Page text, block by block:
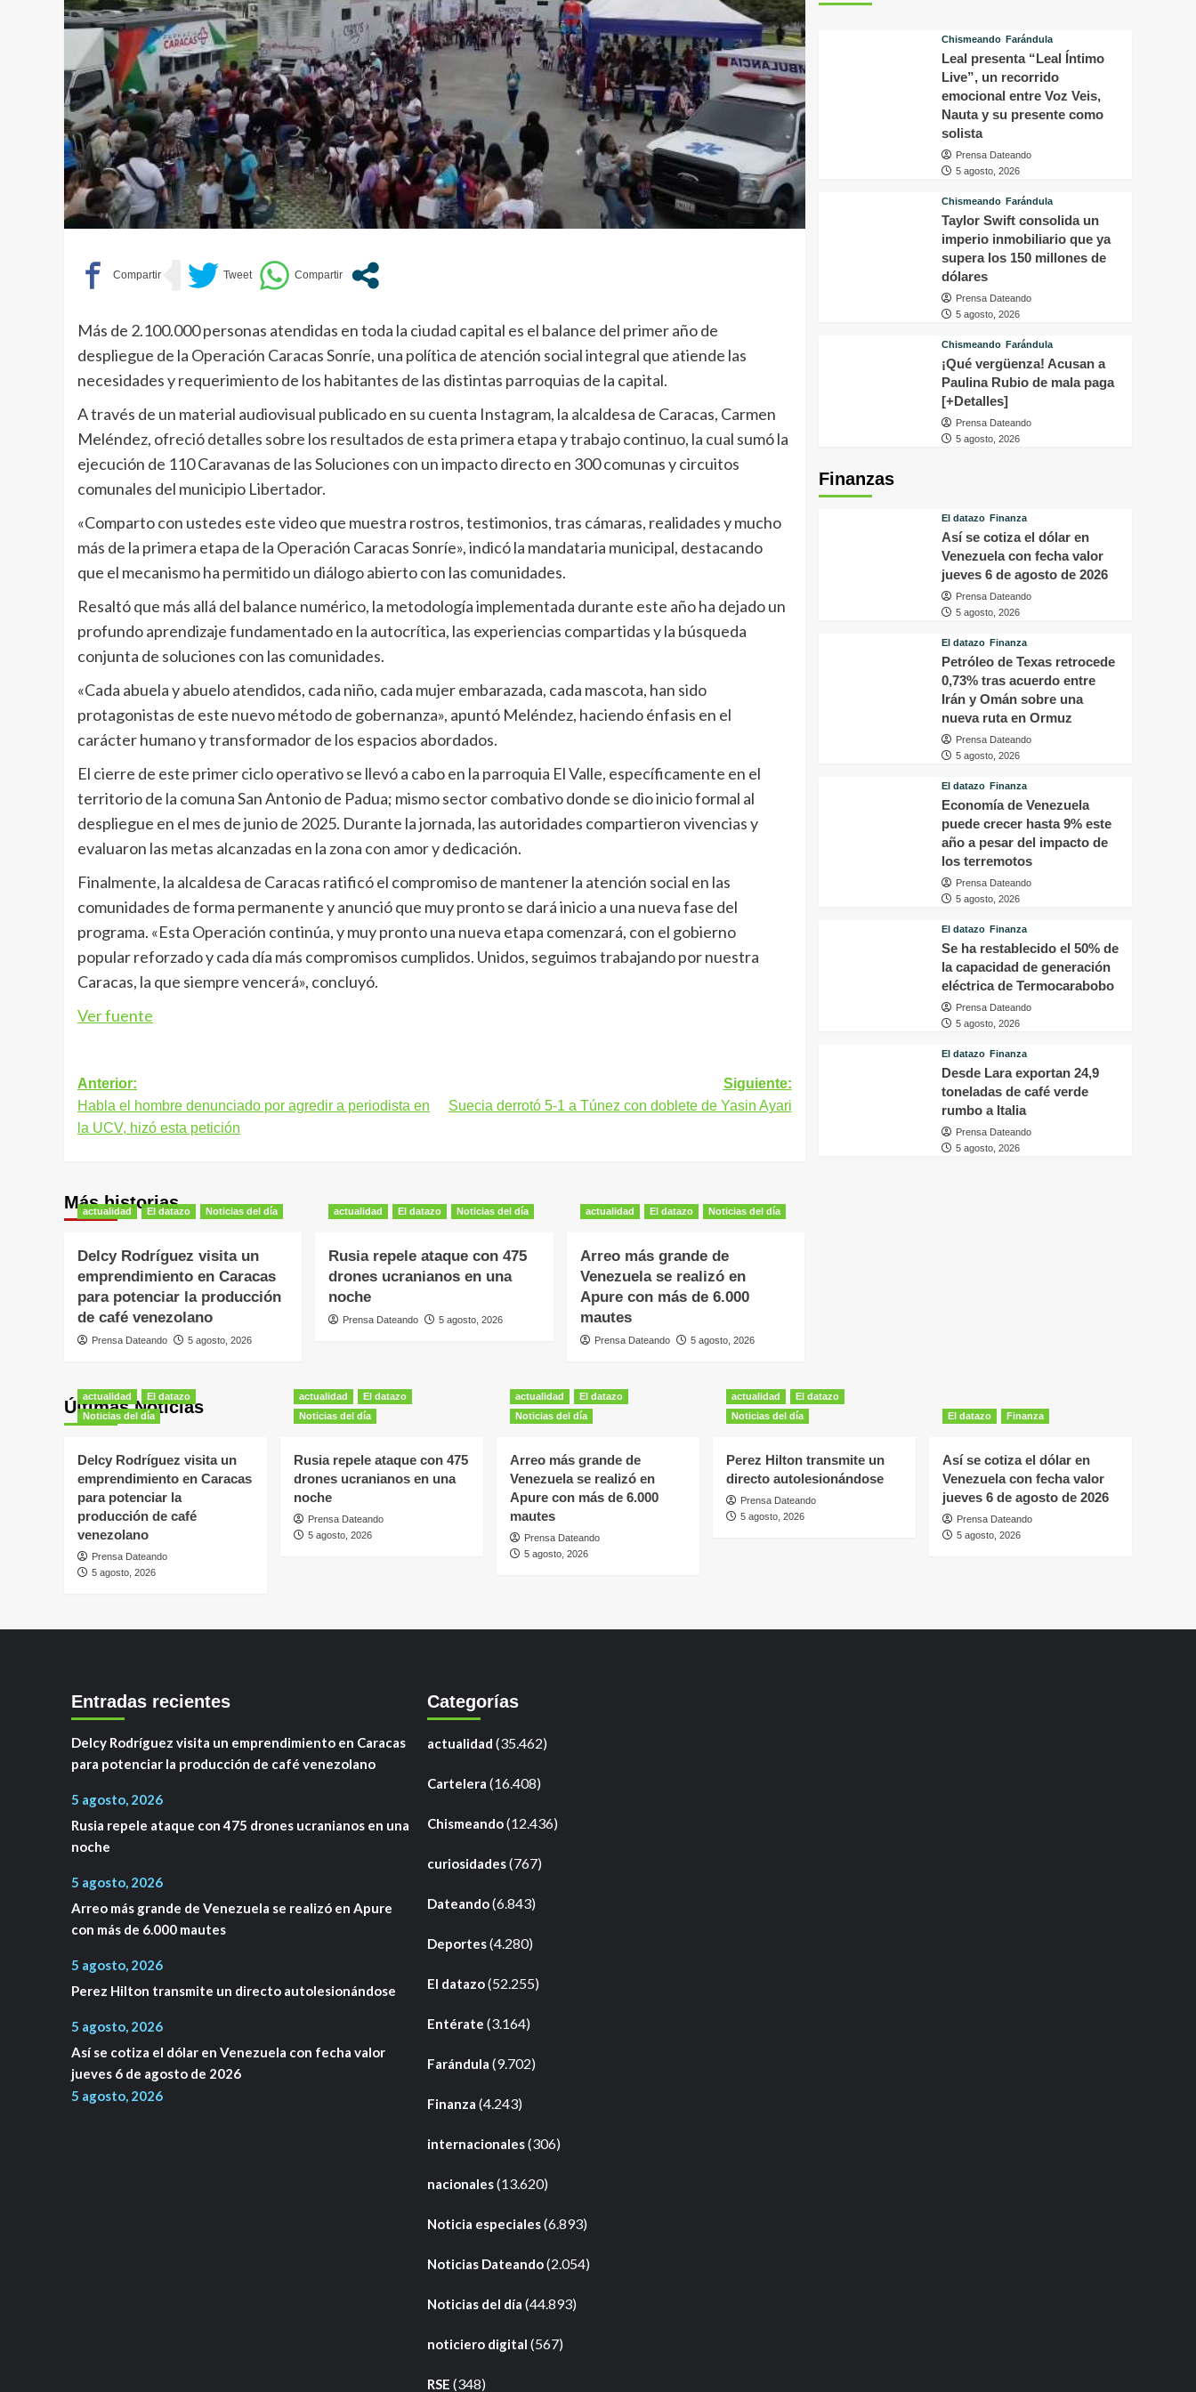
Más de 2.100.000 personas atendidas en toda la ciudad capital es el balance del primer año de
despliegue de la Operación Caracas Sonríe, una política de atención social integral que atiende las
necesidades y requerimiento de los habitantes de las distintas parroquias de la capital.
A través de un material audiovisual publicado en su cuenta Instagram, la alcaldesa de Caracas, Carmen
Meléndez, ofreció detalles sobre los resultados de esta primera etapa y trabajo continuo, la cual sumó la
ejecución de 110 Caravanas de las Soluciones con un impacto directo en 300 comunas y circuitos
comunales del municipio Libertador.
«Comparto con ustedes este video que muestra rostros, testimonios, tras cámaras, realidades y mucho
más de la primera etapa de la Operación Caracas Sonríe», indicó la mandataria municipal, destacando
que el mecanismo ha permitido un diálogo abierto con las comunidades.
Resaltó que más allá del balance numérico, la metodología implementada durante este año ha dejado un
profundo aprendizaje fundamentado en la autocrítica, las experiencias compartidas y la búsqueda
conjunta de soluciones con las comunidades.
«Cada abuela y abuelo atendidos, cada niño, cada mujer embarazada, cada mascota, han sido
protagonistas de este nuevo método de gobernanza», apuntó Meléndez, haciendo énfasis en el
carácter humano y transformador de los espacios abordados.
El cierre de este primer ciclo operativo se llevó a cabo en la parroquia El Valle, específicamente en el
territorio de la comuna San Antonio de Padua; mismo sector combativo donde se dio inicio formal al
despliegue en el mes de junio de 2025. Durante la jornada, las autoridades compartieron vivencias y
evaluaron las metas alcanzadas en la zona con amor y dedicación.
Finalmente, la alcaldesa de Caracas ratificó el compromiso de mantener la atención social en las
comunidades de forma permanente y anunció que muy pronto se dará inicio a una nueva fase del
programa. «Esta Operación continúa, y muy pronto una nueva etapa comenzará, con el gobierno
popular reforzado y cada día más compromisos cumplidos. Unidos, seguimos trabajando por nuestra
Caracas, la que siempre vencerá», concluyó.
Ver fuente
Navegación
de
entradas
Anterior:
Habla el hombre denunciado por agredir a periodista en
la UCV, hizó esta petición
Siguiente:
Suecia derrotó 5-1 a Túnez con doblete de Yasin Ayari
Más historias
actualidad El datazo Noticias del día
Delcy Rodríguez visita un
emprendimiento en Caracas
para potenciar la producción
de café venezolano
Prensa Dateando 5 agosto, 2026
actualidad El datazo Noticias del día
Rusia repele ataque con 475
drones ucranianos en una
noche
Prensa Dateando 5 agosto, 2026
actualidad El datazo Noticias del día
Arreo más grande de
Venezuela se realizó en
Apure con más de 6.000
mautes
Prensa Dateando 5 agosto, 2026
al
enterarse
de
que
Nicole
Kidman
tiene
nuevo
romance
Chismeando Farándula
Leal presenta “Leal Íntimo
Live”, un recorrido
emocional entre Voz Veis,
Nauta y su presente como
solista
Prensa Dateando
5 agosto, 2026
Chismeando Farándula
Taylor Swift consolida un
imperio inmobiliario que ya
supera los 150 millones de
dólares
Prensa Dateando
5 agosto, 2026
Chismeando Farándula
¡Qué vergüenza! Acusan a
Paulina Rubio de mala paga
[+Detalles]
Prensa Dateando
5 agosto, 2026
Finanzas
El datazo Finanza
Así se cotiza el dólar en
Venezuela con fecha valor
jueves 6 de agosto de 2026
Prensa Dateando
5 agosto, 2026
El datazo Finanza
Petróleo de Texas retrocede
0,73% tras acuerdo entre
Irán y Omán sobre una
nueva ruta en Ormuz
Prensa Dateando
5 agosto, 2026
El datazo Finanza
Economía de Venezuela
puede crecer hasta 9% este
año a pesar del impacto de
los terremotos
Prensa Dateando
5 agosto, 2026
El datazo Finanza
Se ha restablecido el 50% de
la capacidad de generación
eléctrica de Termocarabobo
Prensa Dateando
5 agosto, 2026
El datazo Finanza
Desde Lara exportan 24,9
toneladas de café verde
rumbo a Italia
Prensa Dateando
5 agosto, 2026
Últimas Noticias
actualidad
El datazo
Noticias del día
Delcy Rodríguez visita un
emprendimiento en Caracas
para potenciar la
producción de café
venezolano
Prensa Dateando
5 agosto, 2026
actualidad
El datazo
Noticias del día
Rusia repele ataque con 475
drones ucranianos en una
noche
Prensa Dateando
5 agosto, 2026
actualidad
El datazo
Noticias del día
Arreo más grande de
Venezuela se realizó en
Apure con más de 6.000
mautes
Prensa Dateando
5 agosto, 2026
actualidad
El datazo
Noticias del día
Perez Hilton transmite un
directo autolesionándose
Prensa Dateando
5 agosto, 2026
El datazo Finanza
Así se cotiza el dólar en
Venezuela con fecha valor
jueves 6 de agosto de 2026
Prensa Dateando
5 agosto, 2026
Entradas recientes
Delcy Rodríguez visita un emprendimiento en Caracas
para potenciar la producción de café venezolano
5 agosto, 2026
Rusia repele ataque con 475 drones ucranianos en una
noche
5 agosto, 2026
Arreo más grande de Venezuela se realizó en Apure
con más de 6.000 mautes
5 agosto, 2026
Perez Hilton transmite un directo autolesionándose
5 agosto, 2026
Así se cotiza el dólar en Venezuela con fecha valor
jueves 6 de agosto de 2026
5 agosto, 2026
Categorías
actualidad (35.462)
Cartelera (16.408)
Chismeando(12.436)
curiosidades(767)
Dateando(6.843)
Deportes(4.280)
El datazo(52.255)
Entérate (3.164)
Farándula (9.702)
Finanza (4.243)
internacionales(306)
nacionales(13.620)
Noticia especiales(6.893)
Noticias Dateando(2.054)
Noticias del día (44.893)
noticiero digital (567)
RSE (348)